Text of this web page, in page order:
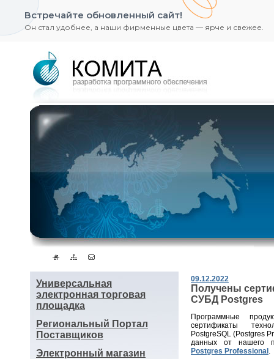
Встречайте обновленный сайт!
Он стал удобнее, а наши фирменные цвета — ярче и свежее.
Универсальная
электронная торговая
площадка
Региональный Портал
Поставщиков
Электронный магазин
09.12.2022
Получены
СУБД Postgres
Программные
сертификаты
PostgreSQL (Postgres
данных от нашего
Postgres Professional .